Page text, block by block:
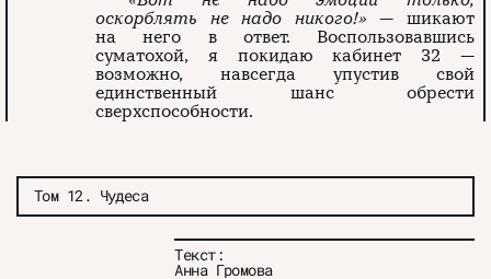
Том 12. Чудеса
Текст:
Анна Громова
оскорблять не надо никого!» — шикают
на него в ответ. Воспользовавшись
суматохой, я покидаю кабинет 32 —
возможно, навсегда упустив свой
единственный шанс обрести
сверхспособности.
Авторы
Журнал
Подписаться на журнал
Telegram